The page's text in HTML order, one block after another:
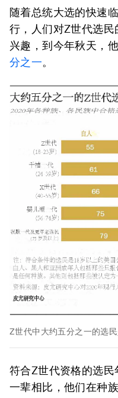
随着总统大选的快速
行，人们对Z世代选
兴趣，到今年秋天，
分之一。
Z世代中大约五分之一的选民
符合Z世代资格的选
一辈相比，他们在种